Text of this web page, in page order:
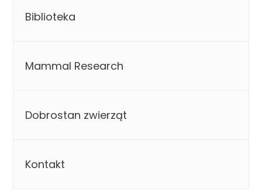
Biblioteka
Mammal Research
Dobrostan zwierząt
Kontakt